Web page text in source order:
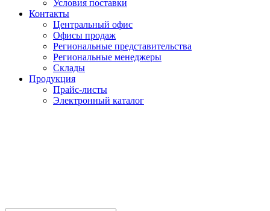
Условия поставки
Контакты
Центральный офис
Офисы продаж
Региональные представительства
Региональные менеджеры
Склады
Продукция
Прайс-листы
Электронный каталог